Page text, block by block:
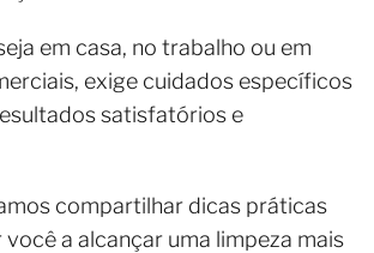
em casa, no trabalho ou em
exige cuidados específicos
satisfatórios e
compartilhar dicas práticas
você a alcançar uma limpeza mais